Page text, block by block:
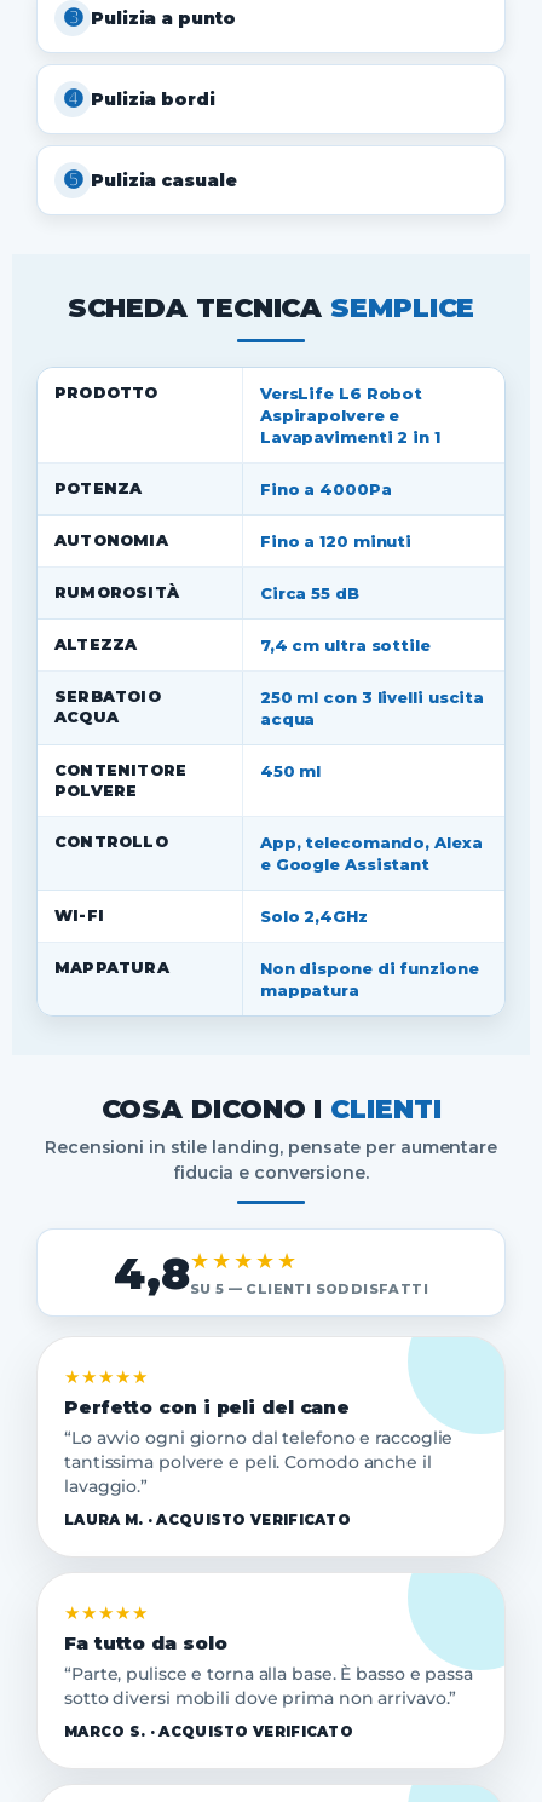
➌ Pulizia a punto
➍ Pulizia bordi
➎ Pulizia casuale
SCHEDA TECNICA SEMPLICE
PRODOTTO
VersLife L6 Robot
Aspirapolvere e
Lavapavimenti 2 in 1
POTENZA Fino a 4000Pa
AUTONOMIA Fino a 120 minuti
RUMOROSITÀ Circa 55 dB
ALTEZZA 7,4 cm ultra sottile
SERBATOIO
ACQUA
250 ml con 3 livelli uscita
acqua
CONTENITORE
POLVERE
450 ml
CONTROLLO
App, telecomando, Alexa
e Google Assistant
WI-FI Solo 2,4GHz
MAPPATURA
Non dispone di funzione
mappatura
COSA DICONO I CLIENTI
Recensioni in stile landing, pensate per aumentare
fiducia e conversione.
4,8★★★★★
SU 5 — CLIENTI SODDISFATTI
★★★★★
Perfetto con i peli del cane
“Lo avvio ogni giorno dal telefono e raccoglie
tantissima polvere e peli. Comodo anche il
lavaggio.”
LAURA M. · ACQUISTO VERIFICATO
★★★★★
Fa tutto da solo
“Parte, pulisce e torna alla base. È basso e passa
sotto diversi mobili dove prima non arrivavo.”
MARCO S. · ACQUISTO VERIFICATO